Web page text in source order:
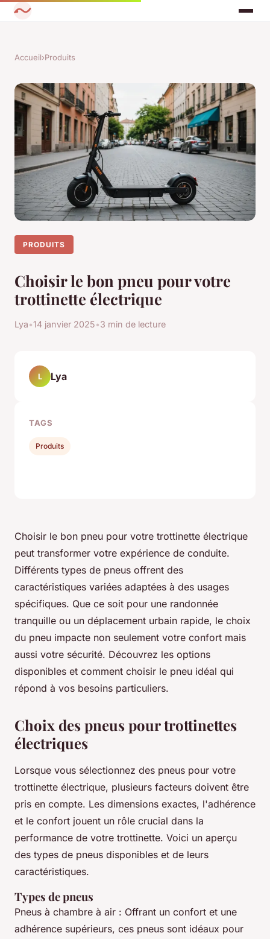
Accueil›Produits
PRODUITS
Choisir le bon pneu pour votre
trottinette électrique
Lya•14 janvier 2025•3 min de lecture
Choisir le bon pneu pour votre trottinette électrique
peut transformer votre expérience de conduite.
Différents types de pneus offrent des
caractéristiques variées adaptées à des usages
spécifiques. Que ce soit pour une randonnée
tranquille ou un déplacement urbain rapide, le choix
du pneu impacte non seulement votre confort mais
aussi votre sécurité. Découvrez les options
disponibles et comment choisir le pneu idéal qui
répond à vos besoins particuliers.
Choix des pneus pour trottinettes
électriques
Lorsque vous sélectionnez des pneus pour votre
trottinette électrique, plusieurs facteurs doivent être
pris en compte. Les dimensions exactes, l'adhérence
et le confort jouent un rôle crucial dans la
performance de votre trottinette. Voici un aperçu
des types de pneus disponibles et de leurs
caractéristiques.
Types de pneus
Pneus à chambre à air : Offrant un confort et une
adhérence supérieurs, ces pneus sont idéaux pour
L Lya
TAGS
Produits